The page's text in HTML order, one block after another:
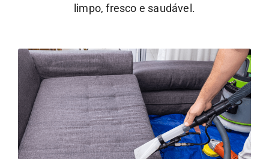
limpo, fresco e saudável.